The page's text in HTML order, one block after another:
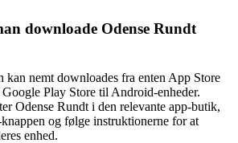
downloade Odense Rundt
kan nemt downloades fra enten App Store
Play Store til Android-enheder.
Odense Rundt i den relevante app-butik,
og følge instruktionerne for at
enhed.